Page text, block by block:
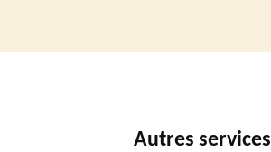
Autres services